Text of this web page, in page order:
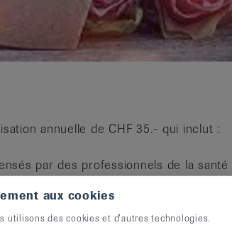
annuelle de CHF 35.- qui inclut :
par des professionnels de la santé
soit par téléphone, soit à notre
aux cookies
utilisons des cookies et d’autres technologies.